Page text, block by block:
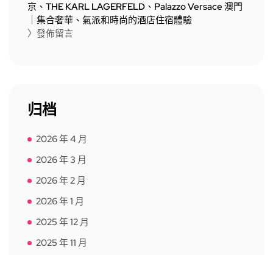
京、THE KARL LAGERFELD、Palazzo Versace 澳門
｜集合奢華、氣派和時尚的酒店住宿體驗
〉發佈留言
归档
2026 年 4 月
2026 年 3 月
2026 年 2 月
2026 年 1 月
2025 年 12 月
2025 年 11 月